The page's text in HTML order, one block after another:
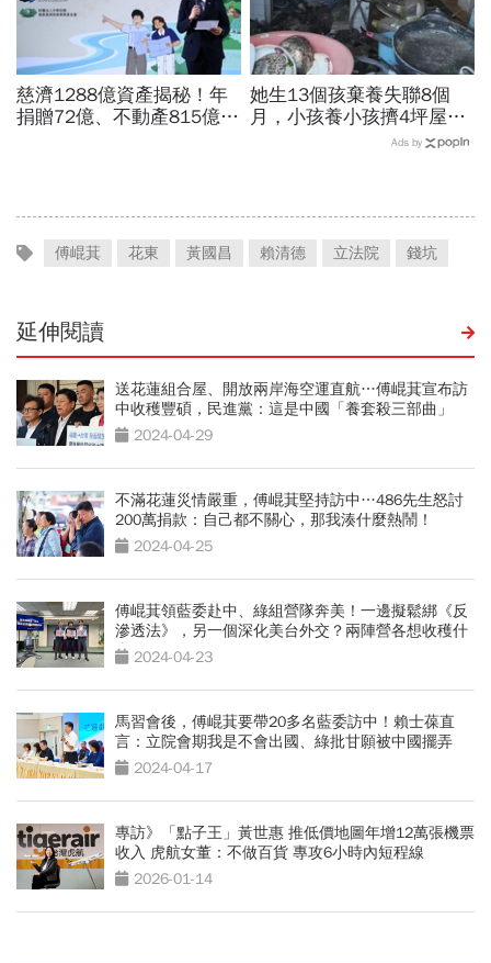
慈濟1288億資產揭秘！年
捐贈72億、不動產815億…
她生13個孩棄養失聯8個
月，小孩養小孩擠4坪屋…
踢爆後終於回家：我很愛他
Ads by
傅崐萁 花東 黃國昌 賴清德 立法院 錢坑
延伸閱讀
送花蓮組合屋、開放兩岸海空運直航…傅崐萁宣布訪
中收穫豐碩，民進黨：這是中國「養套殺三部曲」
2024-04-29
不滿花蓮災情嚴重，傅崐萁堅持訪中…486先生怒討
200萬捐款：自己都不關心，那我湊什麼熱鬧！
2024-04-25
傅崐萁領藍委赴中、綠組營隊奔美！一邊擬鬆綁《反
滲透法》，另一個深化美台外交？兩陣營各想收穫什
麼 2024-04-23
馬習會後，傅崐萁要帶20多名藍委訪中！賴士葆直
言：立院會期我是不會出國、綠批甘願被中國擺弄
2024-04-17
專訪》「點子王」黃世惠 推低價地圖年增12萬張機票
收入 虎航女董：不做百貨 專攻6小時內短程線
2026-01-14